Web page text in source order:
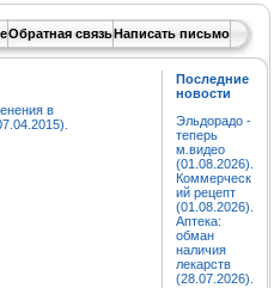
Обратная связьНаписать письмо
в
Последние
новости
Эльдорадо -
теперь
м.видео
(01.08.2026).
Коммерческ
ий рецепт
(01.08.2026).
Аптека:
обман
наличия
лекарств
(28.07.2026).